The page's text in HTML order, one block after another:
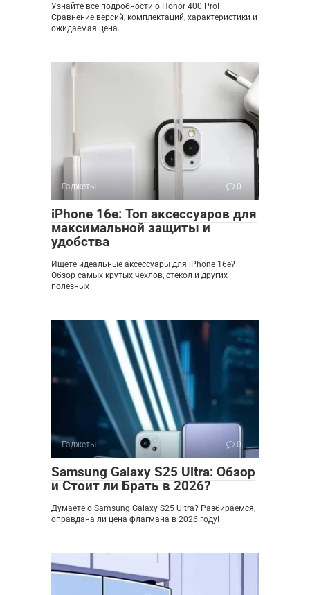
Узнайте все подробности о Honor 400 Pro!
Сравнение версий, комплектаций, характеристики и
ожидаемая цена.
Гаджеты 0
iPhone 16e: Топ аксессуаров для
максимальной защиты и
удобства
Ищете идеальные аксессуары для iPhone 16e?
Обзор самых крутых чехлов, стекол и других
полезных
Гаджеты 0
Samsung Galaxy S25 Ultra: Обзор
и Стоит ли Брать в 2026?
Думаете о Samsung Galaxy S25 Ultra? Разбираемся,
оправдана ли цена флагмана в 2026 году!